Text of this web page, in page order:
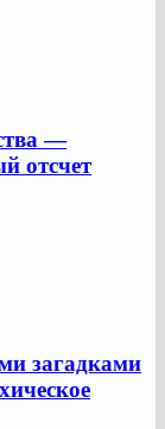
—
отсчет
загадками